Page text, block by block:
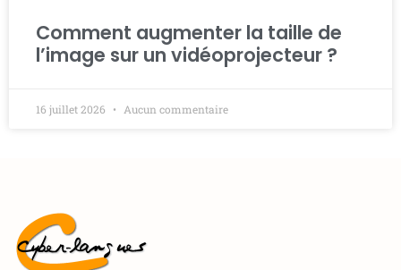
Comment augmenter la taille de
l’image sur un vidéoprojecteur ?
16 juillet 2026 Aucun commentaire